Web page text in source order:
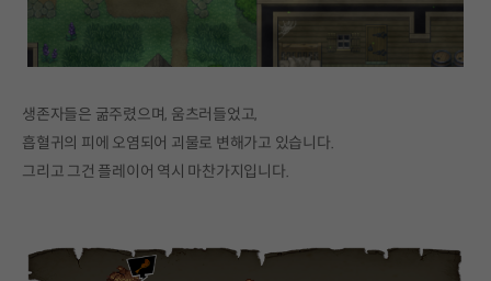
생존자들은 굶주렸으며, 움츠러들었고,
흡혈귀의 피에 오염되어 괴물로 변해가고 있습니다.
그리고 그건 플레이어 역시 마찬가지입니다.